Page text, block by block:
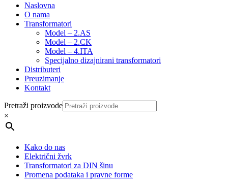
Naslovna
O nama
Transformatori
Model – 2.AS
Model – 2.CK
Model – 4.ITA
Specijalno dizajnirani transformatori
Distributeri
Preuzimanje
Kontakt
Pretraži proizvode
×
Kako do nas
Električni žvrk
Transformatori za DIN šinu
Promena podataka i pravne forme